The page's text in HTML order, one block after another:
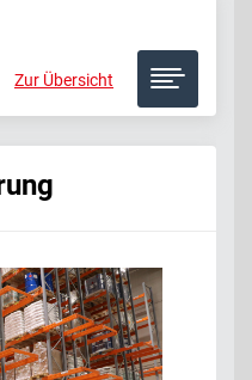
Zur Übersicht